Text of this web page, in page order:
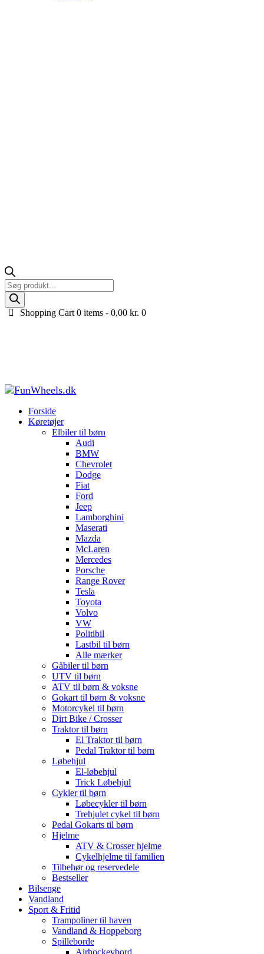
Products
search
Shopping Cart 0 items -0,00kr. 0
Forside
Køretøjer
Elbiler til børn
Audi
BMW
Chevrolet
Dodge
Fiat
Ford
Jeep
Lamborghini
Maserati
Mazda
McLaren
Mercedes
Porsche
Range Rover
Tesla
Toyota
Volvo
VW
Politibil
Lastbil til børn
Alle mærker
Gåbiler til børn
UTV til børn
ATV til børn & voksne
Gokart til børn & voksne
Motorcykel til børn
Dirt Bike / Crosser
Traktor til børn
El Traktor til børn
Pedal Traktor til børn
Løbehjul
El-løbehjul
Trick Løbehjul
Cykler til børn
Løbecykler til børn
Trehjulet cykel til børn
Pedal Gokarts til børn
Hjelme
ATV & Crosser hjelme
Cykelhjelme til familien
Tilbehør og reservedele
Bestseller
Bilsenge
Vandland
Sport & Fritid
Trampoliner til haven
Vandland & Hoppeborg
Spilleborde
Airhockeybord